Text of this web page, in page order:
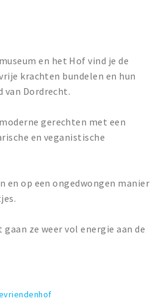
en het Hof vind je de
krachten bundelen en hun
van Dordrecht.
gerechten met een
en veganistische
en op een ongedwongen manier
ze weer vol energie aan de